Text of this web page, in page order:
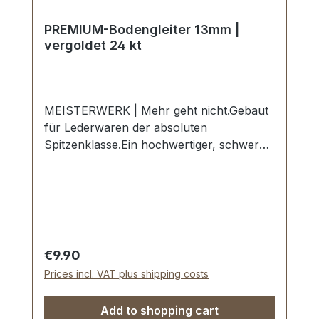
PREMIUM-Bodengleiter 13mm |
vergoldet 24 kt
MEISTERWERK | Mehr geht nicht.Gebaut
für Lederwaren der absoluten
Spitzenklasse.Ein hochwertiger, schwerer
Handgalvanisiert.Nahtlose Oberfläche mit
perfekten Kanten.Sehr stabil, bestens
geeignet für Koffer, Taschen,
Reisetaschen, Holzkoffer
etc.Durchmesser: 13 mm, Höhe: 9 mm-Die
Regular price:
€9.90
Prices incl. VAT plus shipping costs
Add to shopping cart